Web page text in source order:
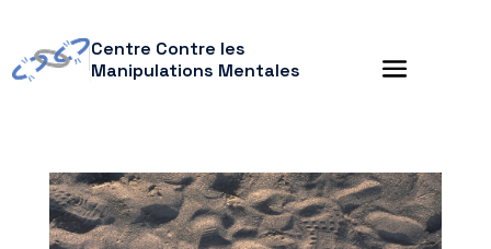
Centre Contre les
Manipulations Mentales